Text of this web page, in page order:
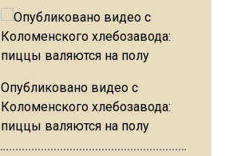
Опубликовано видео с
Коломенского хлебозавода:
пиццы валяются на полу